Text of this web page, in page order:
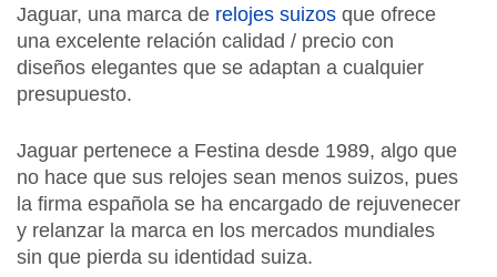
Jaguar, una marca de relojes suizos que ofrece
una excelente relación calidad / precio con
diseños elegantes que se adaptan a cualquier
presupuesto.
Jaguar pertenece a Festina desde 1989, algo que
no hace que sus relojes sean menos suizos, pues
la firma española se ha encargado de rejuvenecer
y relanzar la marca en los mercados mundiales
sin que pierda su identidad suiza.